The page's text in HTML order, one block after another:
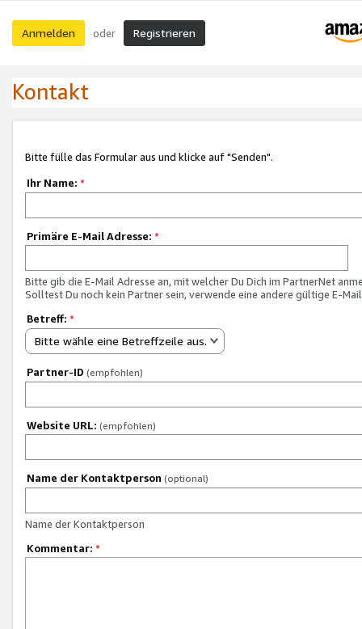
Anmelden oder Registrieren
Kontakt
Bitte fülle das Formular aus und klicke auf "Senden".
Ihr Name: *
Primäre E-Mail Adresse: *
Bitte gib die E-Mail Adresse an, mit welcher Du Dich im PartnerNet
Solltest Du noch kein Partner sein, verwende eine andere gültige E-
Betreff: *
Bitte wähle eine Betreffzeile aus.
Partner-ID (empfohlen)
Website URL: (empfohlen)
Name der Kontaktperson (optional)
Name der Kontaktperson
Kommentar: *